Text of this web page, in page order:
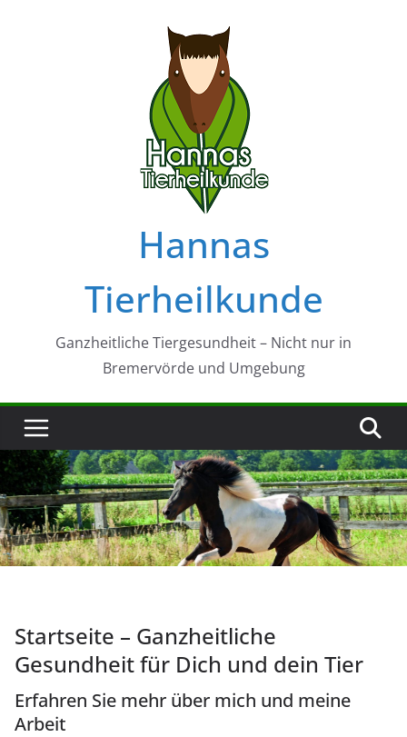
Hannas
Tierheilkunde
Ganzheitliche Tiergesundheit – Nicht nur in
Bremervörde und Umgebung
Startseite – Ganzheitliche
Gesundheit für Dich und dein Tier
Erfahren Sie mehr über mich und meine
Arbeit